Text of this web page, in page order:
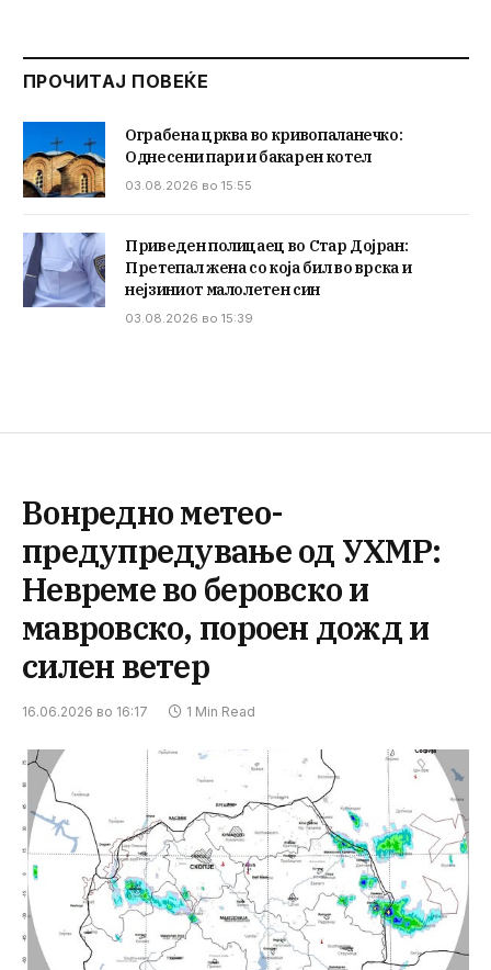
ПРОЧИТАЈ ПОВЕЌЕ
Ограбена црква во кривопаланечко:
Однесени пари и бакарен котел
03.08.2026 во 15:55
Приведен полицаец во Стар Дојран:
Претепал жена со која бил во врска и
нејзиниот малолетен син
03.08.2026 во 15:39
Вонредно метео-
предупредување од УХМР:
Невреме во беровско и
мавровско, пороен дожд и
силен ветер
16.06.2026 во 16:17 1 Min Read